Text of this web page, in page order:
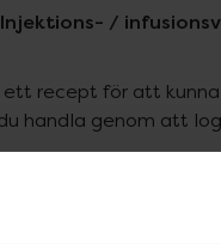
/
ett recept för att
handla genom att
Pris med